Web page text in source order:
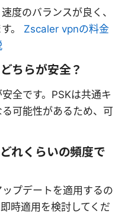
度のバランスが良く、
。 Zscaler vpnの料金
ちらが安全？
全です。PSKは共通キ
可能性があるため、可
れくらいの頻度で
プデートを適用するの
時適用を検討してくだ